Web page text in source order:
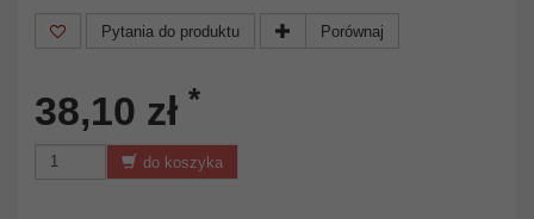
Pytania do produktu Porównaj
38,10 zł *
do koszyka